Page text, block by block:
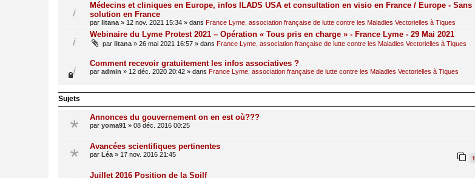
Médecins et cliniques en Europe, infos ILADS USA et consultation en visio en France / Europe - Sans
solution en France
par litana » 12 nov. 2021 15:34 » dans France Lyme, association française de lutte contre les Maladies Vectorielles à Tiques
Webinaire du Lyme Protest 2021 – Opération « Tous pris en charge » - France Lyme - 29 Mai 2021
par litana » 26 mai 2021 16:57 » dans France Lyme, association française de lutte contre les Maladies Vectorielles à Tiques
Comment recevoir gratuitement les infos associatives ?
par admin » 12 déc. 2020 20:42 » dans France Lyme, association française de lutte contre les Maladies Vectorielles à Tiques
Sujets
Annonces du gouvernement on en est où???
par yoma91 » 08 déc. 2016 00:25
Avancées scientifiques pertinentes
par Léa » 17 nov. 2016 21:45 1
Juillet 2016 Position de la Spilf